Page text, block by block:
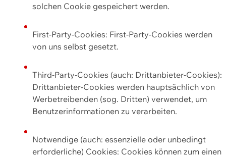
solchen Cookie gespeichert werden.
First-Party-Cookies: First-Party-Cookies werden
von uns selbst gesetzt.
Third-Party-Cookies (auch: Drittanbieter-Cookies):
Drittanbieter-Cookies werden hauptsächlich von
Werbetreibenden (sog. Dritten) verwendet, um
Benutzerinformationen zu verarbeiten.
Notwendige (auch: essenzielle oder unbedingt
erforderliche) Cookies: Cookies können zum einen